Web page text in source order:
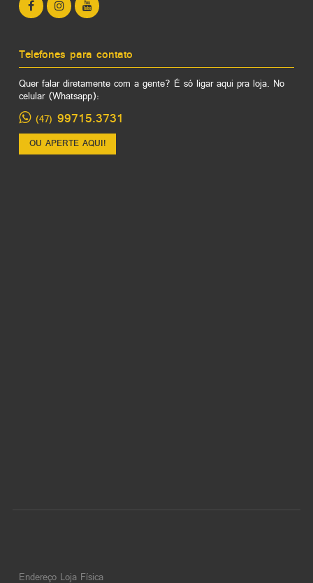
Telefones para contato
Quer falar diretamente com a gente? É só ligar aqui pra loja. No
celular (Whatsapp):
(47) 99715.3731
OU APERTE AQUI!
Endereço Loja Física